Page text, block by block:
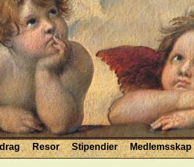
Resor Stipendier Medlemsskap